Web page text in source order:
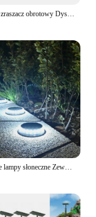
Ogrodowy zraszacz obrotowy Dysze wodne 360 stopni Podlewanie roślin Zraszacz do nawadniania roślin ogrodowych
17-diodowe lampy słoneczne Zewnętrzne wodoodporne, słoneczne światło gruntowe Zewnętrzne oświetlenie krajobrazu ogrodu na patio Ścieżka Trawnik Podwórko Biały